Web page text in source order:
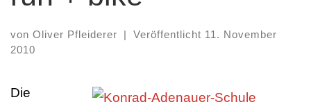
von Oliver Pfleiderer Veröffentlicht 11. November
2010
Die